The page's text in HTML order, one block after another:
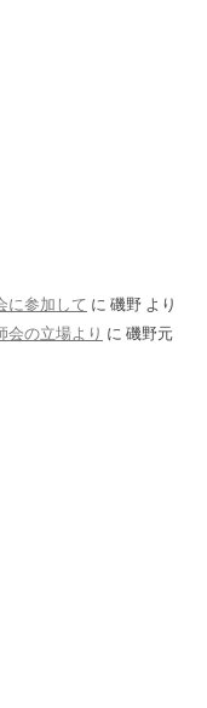
に参加して に 磯野 より
会の立場より に 磯野元